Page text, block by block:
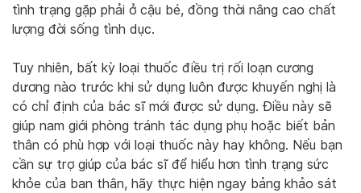
tình trạng gặp phải ở cậu bé, đồng thời nâng cao chất
lượng đời sống tình dục.
Tuy nhiên, bất kỳ loại thuốc điều trị rối loạn cương
dương nào trước khi sử dụng luôn được khuyến nghị là
có chỉ định của bác sĩ mới được sử dụng. Điều này sẽ
giúp nam giới phòng tránh tác dụng phụ hoặc biết bản
thân có phù hợp với loại thuốc này hay không. Nếu bạn
cần sự trợ giúp của bác sĩ để hiểu hơn tình trạng sức
khỏe của ban thân, hãy thực hiện ngay bảng khảo sát